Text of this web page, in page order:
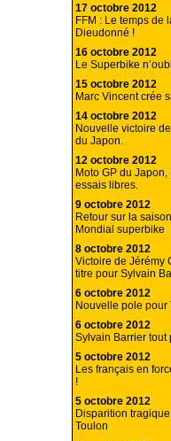
17 octobre 2012
FFM : Le temps de
Dieudonné !
16 octobre 2012
Le Superbike
15 octobre 2012
Marc Vincent crée
14 octobre 2012
Nouvelle victoire
du Japon.
12 octobre 2012
Moto GP du
essais libres.
9 octobre 2012
Retour sur la
Mondial superbike
8 octobre 2012
Victoire de Jérémy
titre pour Sylvain
6 octobre 2012
Nouvelle pole pour
6 octobre 2012
Sylvain Barrier tout
5 octobre 2012
Les français en
!
5 octobre 2012
Disparition
Toulon